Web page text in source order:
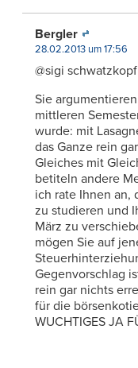
Bergler
28.02.2013 um 17:56
@sigi schwatzkopf
Sie
mittleren
wurde: mit
das Ganze rein
Gleiches mit
betiteln andere
ich rate Ihnen an,
zu studieren und
März zu
mögen Sie auf
Gegenvorschlag
rein gar nichts
für die
WUCHTIGES JA